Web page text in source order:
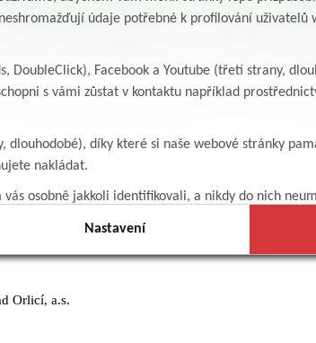
Orlicí, a.s.
údaje potřebné k profilování uživatelů
DoubleClick), Facebook a Youtube (třetí strany,
s vámi zůstat v kontaktu například
dlouhodobé), díky které si naše webové stránky
nakládat.
osobně jakkoli identifikovali, a nikdy do nich
Nastavení